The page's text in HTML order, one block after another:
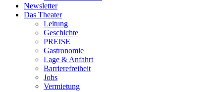
Newsletter
Das Theater
Leitung
Geschichte
PREISE
Gastronomie
Lage & Anfahrt
Barrierefreiheit
Jobs
Vermietung